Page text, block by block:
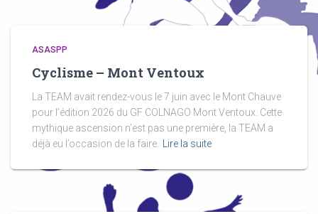
ASASPP
Cyclisme – Mont Ventoux
La TEAM avait rendez-vous le 7 juin avec le Mont Chauve
pour l’édition 2026 du GF COLNAGO Mont Ventoux. Cette
mythique ascension n’est pas une première, la TEAM a
déjà eu l’occasion de la faire.
Lire la suite